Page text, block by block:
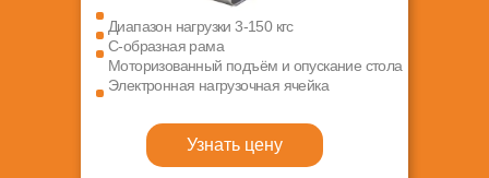
Диапазон нагрузки 3-150 кгс
C-образная рама
Моторизованный подъём и опускание стола
Электронная нагрузочная ячейка
Узнать цену